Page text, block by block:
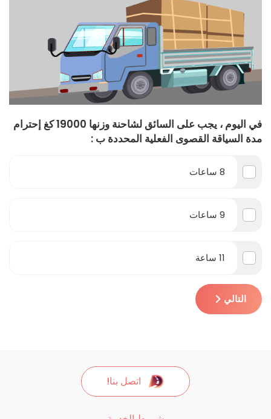
في اليوم ، يجب على السائق لشاحنة وزنها 19000 كغ إحترام
مدة السياقة القصوى الفعلية المحددة ب :
8 ساعات
9 ساعات
11 ساعة
التالي
اتصل بنا!